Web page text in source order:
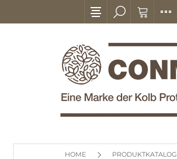
HOME PRODUKTKATALOG